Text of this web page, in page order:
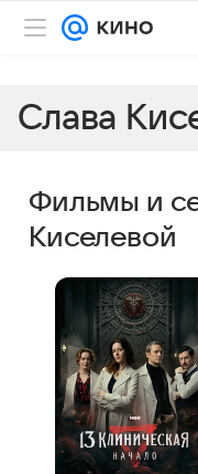
Слава
Фильмы и
Киселевой